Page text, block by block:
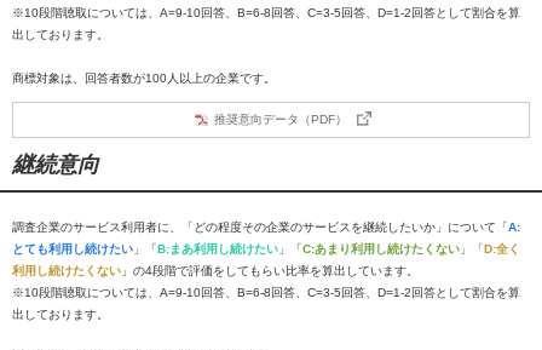
※10段階聴取については、A=9-10回答、B=6-8回答、C=3-5回答、D=1-2回答として割合を算
出しております。
商標対象は、回答者数が100人以上の企業です。
推奨意向データ（PDF）
継続意向
調査企業のサービス利用者に、「どの程度その企業のサービスを継続したいか」について「A:
とても利用し続けたい 」「B:まあ利用し続けたい 」「C:あまり利用し続けたくない 」「D:全く
利用し続けたくない 」の4段階で評価をしてもらい比率を算出しています。
※10段階聴取については、A=9-10回答、B=6-8回答、C=3-5回答、D=1-2回答として割合を算
出しております。